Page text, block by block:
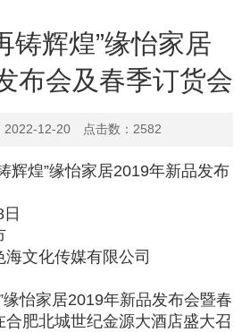
铸辉煌”缘怡家居
布会及春季订货会
12-20 点击数：2582
辉煌”缘怡家居2019年新品发布
海文化传媒有限公司
缘怡家居2019年新品发布会暨春
肥北城世纪金源大酒店盛大召